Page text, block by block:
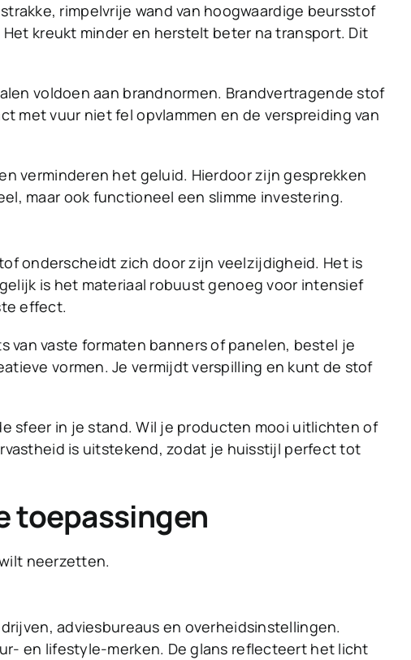
rimpelvrije wand van hoogwaardige beursstof
kreukt minder en herstelt beter na transport. Dit
voldoen aan brandnormen. Brandvertragende stof
met vuur niet fel opvlammen en de verspreiding van
verminderen het geluid. Hierdoor zijn gesprekken
maar ook functioneel een slimme investering.
onderscheidt zich door zijn veelzijdigheid. Het is
is het materiaal robuust genoeg voor intensief
effect.
van vaste formaten banners of panelen, bestel je
vormen. Je vermijdt verspilling en kunt de stof
sfeer in je stand. Wil je producten mooi uitlichten of
is uitstekend, zodat je huisstijl perfect tot
toepassingen
neerzetten.
adviesbureaus en overheidsinstellingen.
en lifestyle-merken. De glans reflecteert het licht